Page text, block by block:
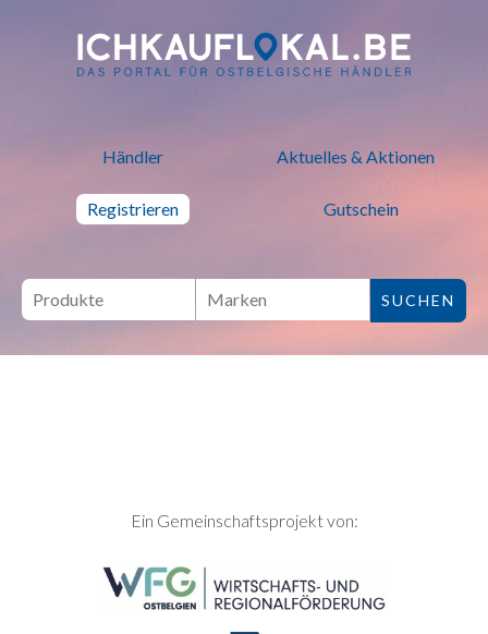
ich kauf lokal - Bei lokalen
Händler Aktuelles & Aktionen
Registrieren Gutschein
SEITENFUSSEin Gemeinschaftsprojekt von: